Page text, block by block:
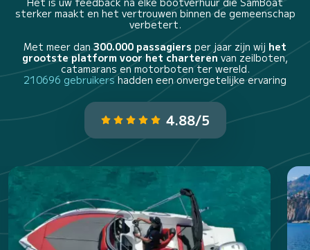
sterker maakt en het vertrouwen binnen de gemeenschap
verbetert.
Met meer dan300.000 passagiers per jaar zijn wij het
grootste platform voor het charteren van zeilboten,
catamarans en motorboten ter wereld.
210696 gebruikershadden een onvergetelijke ervaring
4.88/5